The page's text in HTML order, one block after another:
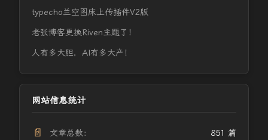
typecho兰空图床上传插件V2版
老张博客更换Riven主题了！
人有多大胆，AI有多大产！
网站信息统计
📄 文章总数： 851 篇